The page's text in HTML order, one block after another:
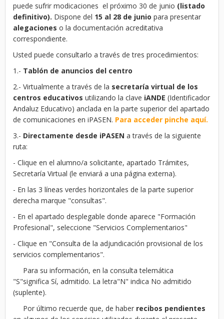
puede sufrir modicaciones el próximo 30 de junio (listado
definitivo). Dispone del 15 al 28 de junio para presentar
alegaciones o la documentación acreditativa
correspondiente.
Usted puede consultarlo a través de tres procedimientos:
1.- Tablón de anuncios del centro
2.- Virtualmente a través de la secretaría virtual de los
centros educativos utilizando la clave iANDE (Identificador
Andaluz Educativo) anclada en la parte superior del apartado
de comunicaciones en iPASEN. Para acceder pinche aquí.
3.- Directamente desde iPASEN a través de la siguiente
ruta:
- Clique en el alumno/a solicitante, apartado Trámites,
Secretaría Virtual (le enviará a una página externa).
- En las 3 líneas verdes horizontales de la parte superior
derecha marque "consultas".
- En el apartado desplegable donde aparece "Formación
Profesional", seleccione "Servicios Complementarios"
- Clique en "Consulta de la adjundicación provisional de los
servicios complementarios".
Para su información, en la consulta telemática
"S"significa Sí, admitido. La letra"N" indica No admitido
(suplente).
Por último recuerde que, de haber recibos pendientes